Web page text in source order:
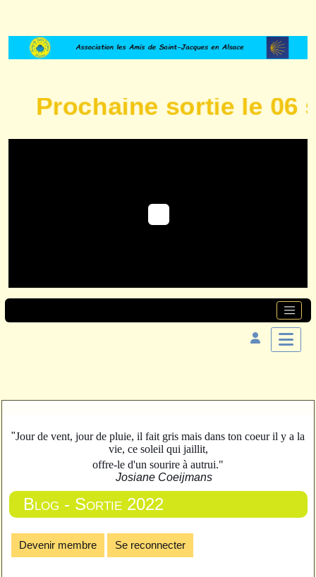
Prochaine sortie le 06
"Jour de vent, jour de pluie, il fait gris mais dans ton coeur il y a la
vie, ce soleil qui jaillit,
offre-le d'un sourire à autrui."
Josiane Coeijmans
Blog - Sortie 2022
Devenir membre Se reconnecter